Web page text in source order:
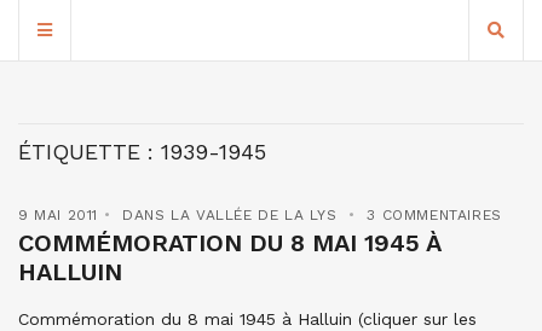
ÉTIQUETTE : 1939-1945
9 MAI 2011 DANS LA VALLÉE DE LA LYS 3 COMMENTAIRES
COMMÉMORATION DU 8 MAI 1945 À
HALLUIN
Commémoration du 8 mai 1945 à Halluin (cliquer sur les